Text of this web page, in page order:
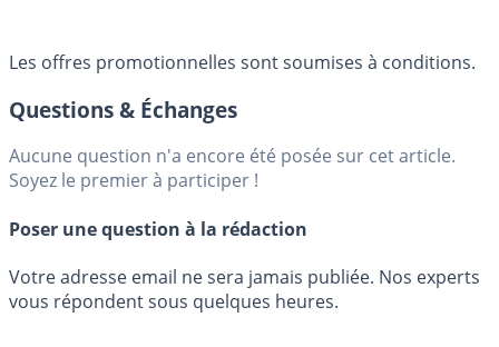
Les offres promotionnelles sont soumises à conditions.
Questions & Échanges
Aucune question n'a encore été posée sur cet article.
Soyez le premier à participer !
Poser une question à la rédaction
Votre adresse email ne sera jamais publiée. Nos experts
vous répondent sous quelques heures.